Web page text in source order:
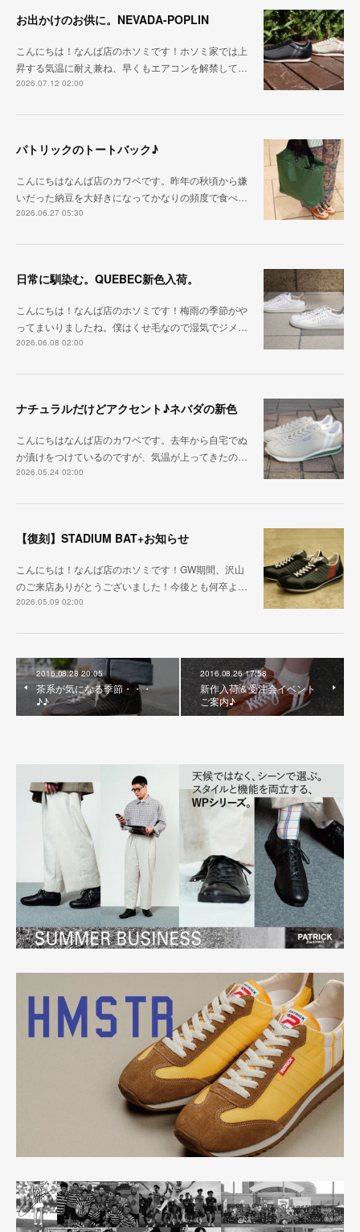
お出かけのお供に。NEVADA-POPLIN
こんにちは！なんば店のホソミです！ホソミ家では上
昇する気温に耐え兼ね、早くもエアコンを解禁して…
2026.07.12 02:00
パトリックのトートバック♪
こんにちはなんば店のカワベです。昨年の秋頃から嫌
いだった納豆を大好きになってかなりの頻度で食べ…
2026.06.27 05:30
日常に馴染む。QUEBEC新色入荷。
こんにちは！なんば店のホソミです！梅雨の季節がや
ってまいりましたね。僕はくせ毛なので湿気でジメ…
2026.06.08 02:00
ナチュラルだけどアクセント♪ネバダの新色
こんにちはなんば店のカワベです。去年から自宅でぬ
か漬けをつけているのですが、気温が上ってきたの…
2026.05.24 02:00
【復刻】STADIUM BAT+お知らせ
こんにちは！なんば店のホソミです！GW期間、沢山
のご来店ありがとうございました！今後とも何卒よ…
2026.05.09 02:00
2016.08.28 20:05
茶系が気になる季節・・・
♪♪
2016.08.26 17:58
新作入荷＆受注会イベント
ご案内♪